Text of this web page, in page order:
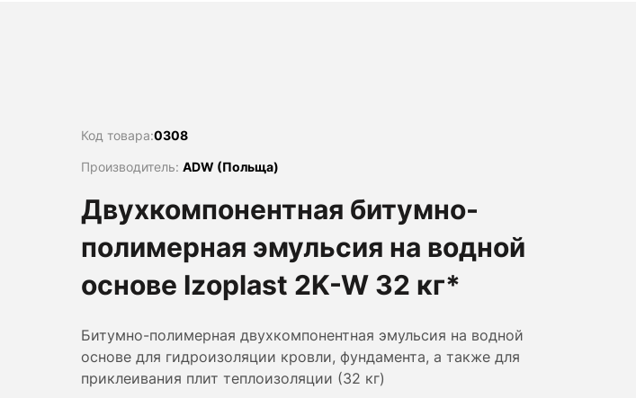
Код товара:0308
Производитель: ADW (Польща)
Двухкомпонентная битумно-
полимерная эмульсия на водной
основе Izoplast 2K-W 32 кг*
Битумно-полимерная двухкомпонентная эмульсия на водной
основе для гидроизоляции кровли, фундамента, а также для
приклеивания плит теплоизоляции (32 кг)